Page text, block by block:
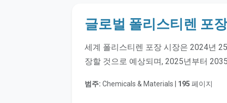
글로벌 폴리스티렌 포
세계 폴리스티렌 포장 시장은 2024년
장할 것으로 예상되며, 2025년부터
범주: Chemicals & Materials | 195 페이지